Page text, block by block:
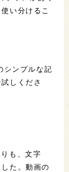
い分けるこ
シンプルな記
しくださ
も、文字
た。動画の